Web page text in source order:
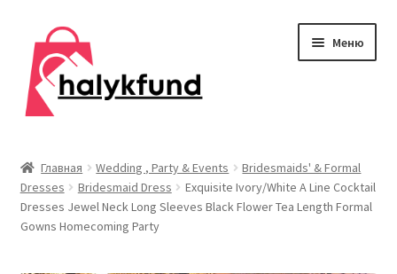
Перейти
навигации
Перейти
содержимому
Меню
меню
Главная
Главная Wedding , Party & Events
Bridesmaids' & Formal
Dresses
Bridesmaid Dress
Exquisite Ivory/White A Line Cocktail
Dresses Jewel Neck Long Sleeves Black Flower Tea Length Formal
Gowns Homecoming Party